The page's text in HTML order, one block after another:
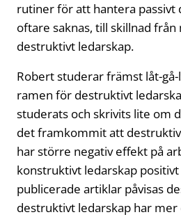
rutiner för att hantera passivt
oftare saknas, till skillnad
destruktivt ledarskap.
Robert studerar främst låt-
ramen för destruktivt
studerats och skrivits lite om
det framkommit att
har större negativ effekt på
konstruktivt ledarskap
publicerade artiklar påvisas
destruktivt ledarskap har